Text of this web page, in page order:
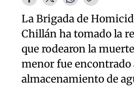
La Brigada de
Chillán ha tomado la
que rodearon la
menor fue
almacenamiento de